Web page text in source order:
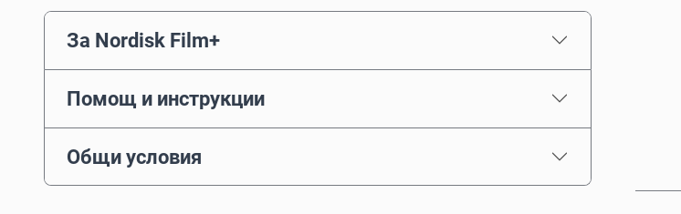
За Nordisk Film+
Помощ и инструкции
Общи условия